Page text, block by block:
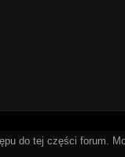
do tej części forum.